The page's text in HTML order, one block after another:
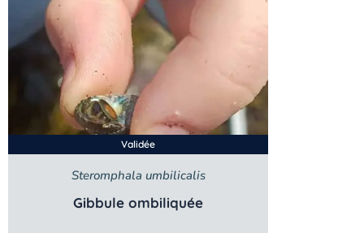
Validée
Steromphala umbilicalis
Gibbule ombiliquée